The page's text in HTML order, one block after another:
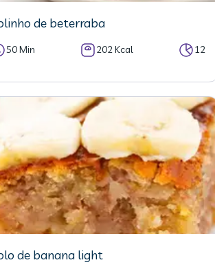
de beterraba
50 Min 202 Kcal 12
de banana light